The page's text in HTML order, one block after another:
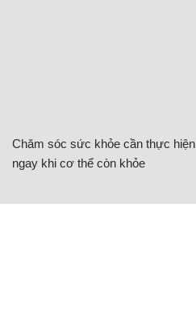
Chăm sóc sức khỏe cần thực hiện
ngay khi cơ thể còn khỏe